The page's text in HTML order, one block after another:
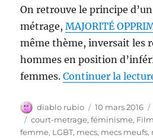
On retrouve le principe
métrage,MAJORITÉ
même thème, inversait les
hommes en position
femmes.Continuer la
Auteur
diablo rubio
Publié
le
10 mars 2016
Étiquettes
court-metrage,féminisme, Film
femme, LGBT, mecs, mecs meufs,